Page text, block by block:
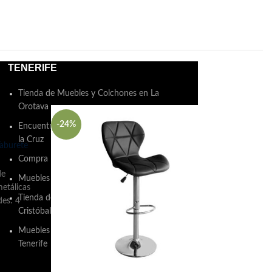
Taburete
4
-24%
TENERIFE
Tienda de Muebles y Colchones en La
Orotava
Encuentra Muebles y Colchones en Puerto de
la Cruz
Compra Muebles y Colchones en Arona
Muebles y Colchones en Adeje
Tienda de Muebles y Colchones en San
Cristóbal de La Laguna
Muebles y Colchones en Santa Cruz de
Tenerife